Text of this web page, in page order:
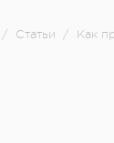
/ Статьи / Как